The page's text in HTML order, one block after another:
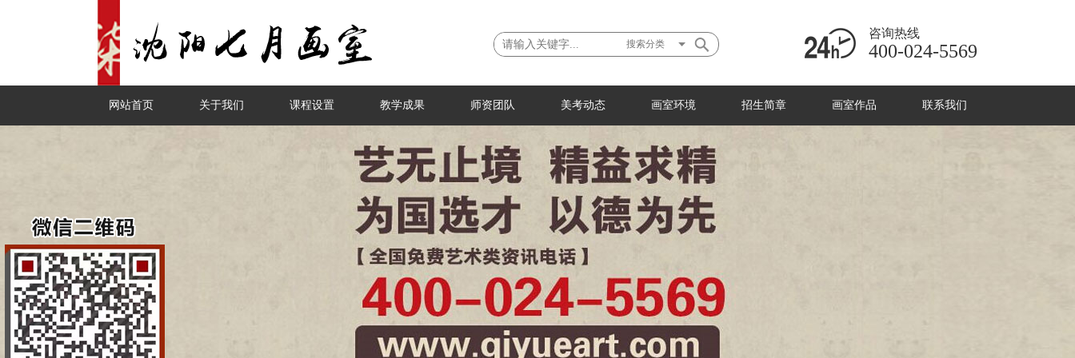
搜索分类
咨询热线
400-024-5569
网站首页 关于我们 课程设置 教学成果 师资团队 美考动态 画室环境 招生简章 画室作品 联系我们